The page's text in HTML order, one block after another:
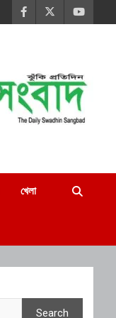
খেলা
Search